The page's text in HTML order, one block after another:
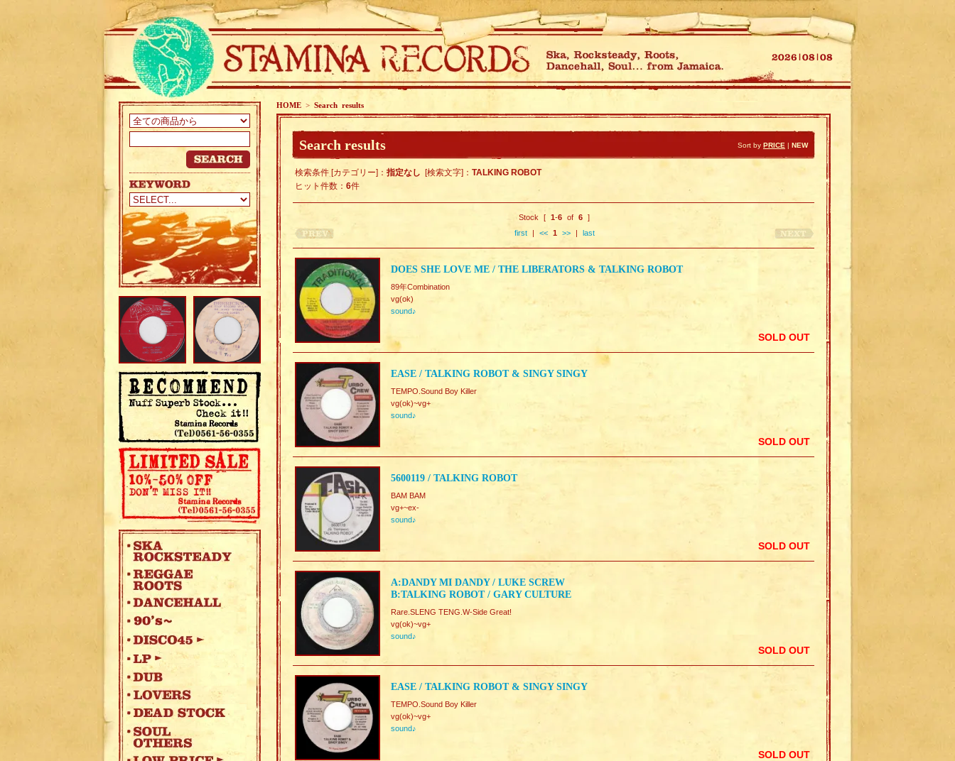
HOME > Search results
Search results Sort by PRICE | NEW
検索条件 [カテゴリー]： 指定なし [検索文字]： TALKING ROBOT
ヒット件数： 6件
Stock [ 1-6 of 6 ]
first| << 1 >>| last
DOES SHE LOVE ME / THE LIBERATORS & TALKING ROBOT
89年Combination
vg(ok)
sound♪
SOLD OUT
EASE / TALKING ROBOT & SINGY SINGY
TEMPO.Sound Boy Killer
vg(ok)~vg+
sound♪
SOLD OUT
5600119 / TALKING ROBOT
BAM BAM
vg+~ex-
sound♪
SOLD OUT
A:DANDY MI DANDY / LUKE SCREW
B:TALKING ROBOT / GARY CULTURE
Rare.SLENG TENG.W-Side Great!
vg(ok)~vg+
sound♪
SOLD OUT
EASE / TALKING ROBOT & SINGY SINGY
TEMPO.Sound Boy Killer
vg(ok)~vg+
sound♪
SOLD OUT